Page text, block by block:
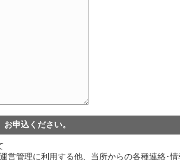
申込ください。
営管理に利用する他、当所からの各種連絡･